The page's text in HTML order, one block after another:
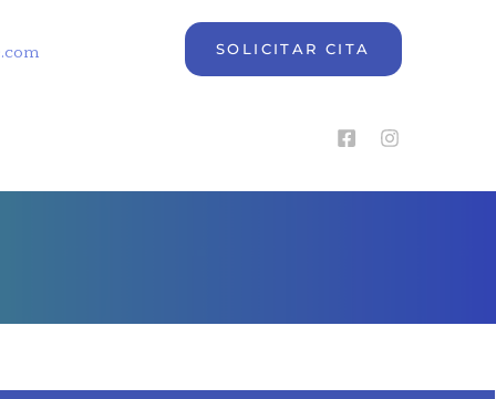
SOLICITAR CITA